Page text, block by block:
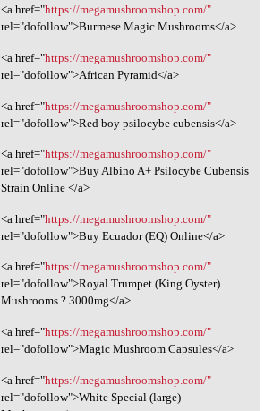
<a href="https://megamushroomshop.com/"
rel="dofollow">Burmese Magic Mushrooms</a>
<a href="https://megamushroomshop.com/"
rel="dofollow">African Pyramid</a>
<a href="https://megamushroomshop.com/"
rel="dofollow">Red boy psilocybe cubensis</a>
<a href="https://megamushroomshop.com/"
rel="dofollow">Buy Albino A+ Psilocybe Cubensis
Strain Online </a>
<a href="https://megamushroomshop.com/"
rel="dofollow">Buy Ecuador (EQ) Online</a>
<a href="https://megamushroomshop.com/"
rel="dofollow">Royal Trumpet (King Oyster)
Mushrooms ? 3000mg</a>
<a href="https://megamushroomshop.com/"
rel="dofollow">Magic Mushroom Capsules</a>
<a href="https://megamushroomshop.com/"
rel="dofollow">White Special (large)